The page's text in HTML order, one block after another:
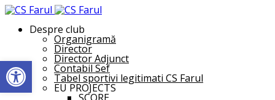
Despre club
Organigramă
Director
Director Adjunct
Contabil Sef
Tabel sportivi legitimati CS Farul
EU PROJECTS
Deschide bara de unelte